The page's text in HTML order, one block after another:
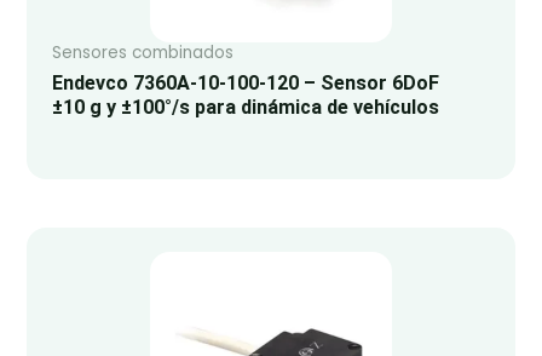
Sensores combinados
Endevco 7360A-10-100-120 – Sensor 6DoF
±10 g y ±100°/s para dinámica de vehículos